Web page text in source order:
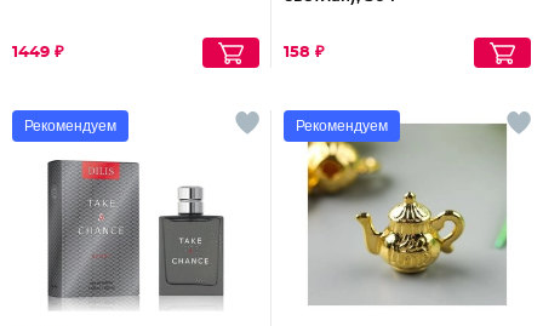
1449 ₽ 158 ₽
Рекомендуем Рекомендуем